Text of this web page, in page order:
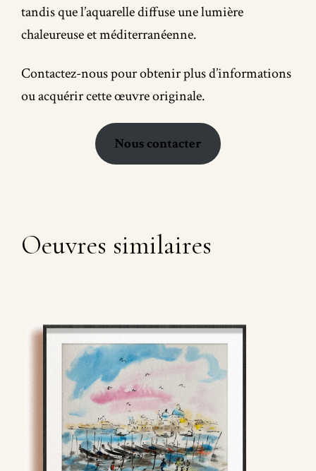
tandis que l’aquarelle diffuse une lumière
chaleureuse et méditerranéenne.
Contactez-nous pour obtenir plus d’informations
ou acquérir cette œuvre originale.
Nous contacter
Oeuvres similaires